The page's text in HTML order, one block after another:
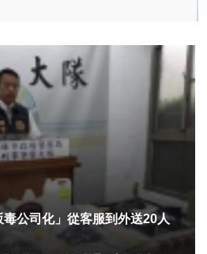
公司化」從客服到外送20人